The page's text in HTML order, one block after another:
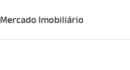
Mercado Imobiliário